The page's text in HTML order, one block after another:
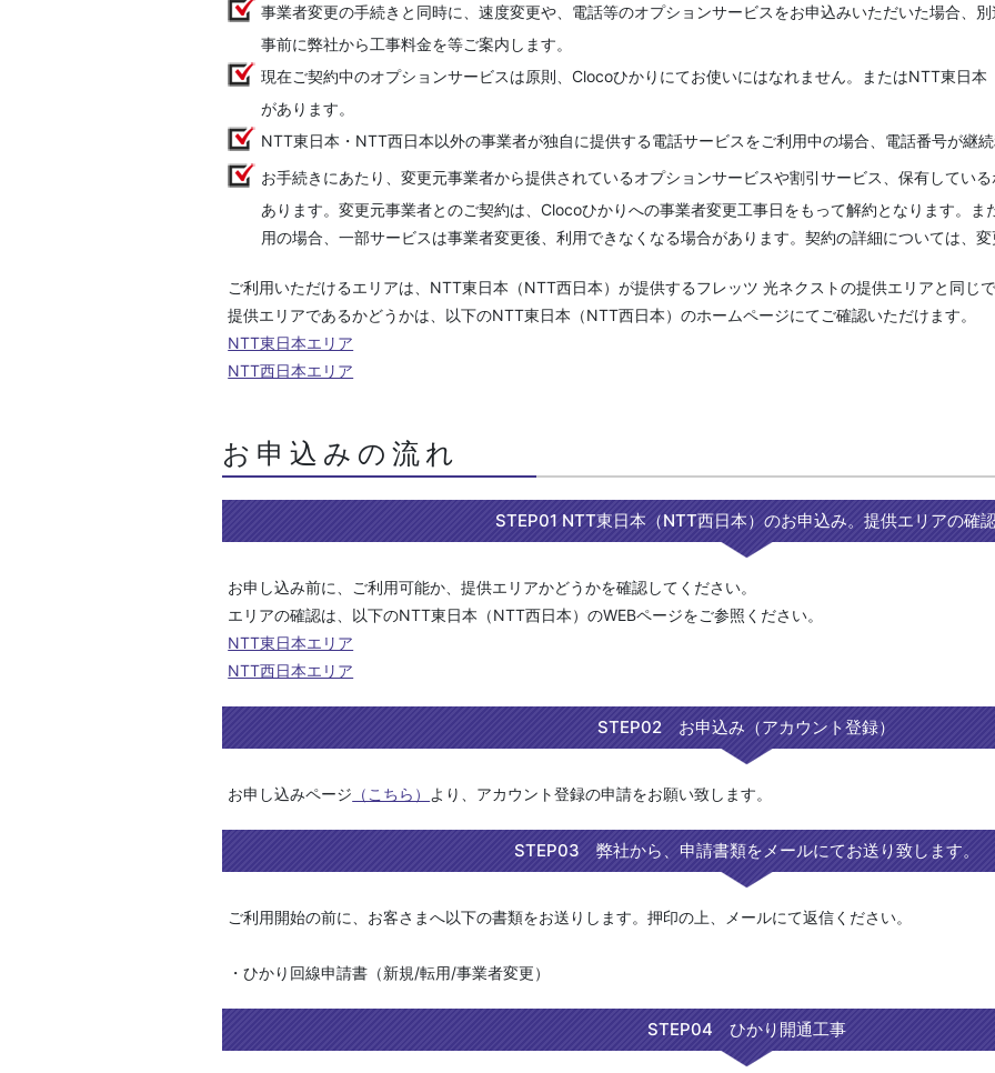
事業者変更の手続きと同時に、速度変更や、電話等のオプションサービスをお申込みいただいた場合、
事前に弊社から工事料金を等ご案内します。
現在ご契約中のオプションサービスは原則、Clocoひかりにてお使いにはなれません。またはNTT東日
があります。
NTT東日本・NTT西日本以外の事業者が独自に提供する電話サービスをご利用中の場合、電話番号が継
お手続きにあたり、変更元事業者から提供されているオプションサービスや割引サービス、保有してい
あります。変更元事業者とのご契約は、Clocoひかりへの事業者変更工事日をもって解約となります。
用の場合、一部サービスは事業者変更後、利用できなくなる場合があります。契約の詳細については、
ご利用いただけるエリアは、NTT東日本（NTT西日本）が提供するフレッツ 光ネクストの提供エリアと同じ
提供エリアであるかどうかは、以下のNTT東日本（NTT西日本）のホームページにてご確認いただけます。
NTT東日本エリア
NTT西日本エリア
お申込みの流れ
STEP01 NTT東日本（NTT西日本）のお申込み。提供エリアの確
お申し込み前に、ご利用可能か、提供エリアかどうかを確認してください。
エリアの確認は、以下のNTT東日本（NTT西日本）のWEBページをご参照ください。
NTT東日本エリア
NTT西日本エリア
STEP02 お申込み（アカウント登録）
お申し込みページ （こちら） より、アカウント登録の申請をお願い致します。
STEP03 弊社から、申請書類をメールにてお送り致します。
ご利用開始の前に、お客さまへ以下の書類をお送りします。押印の上、メールにて返信ください。
・ひかり回線申請書（新規/転用/事業者変更）
STEP04 ひかり開通工事